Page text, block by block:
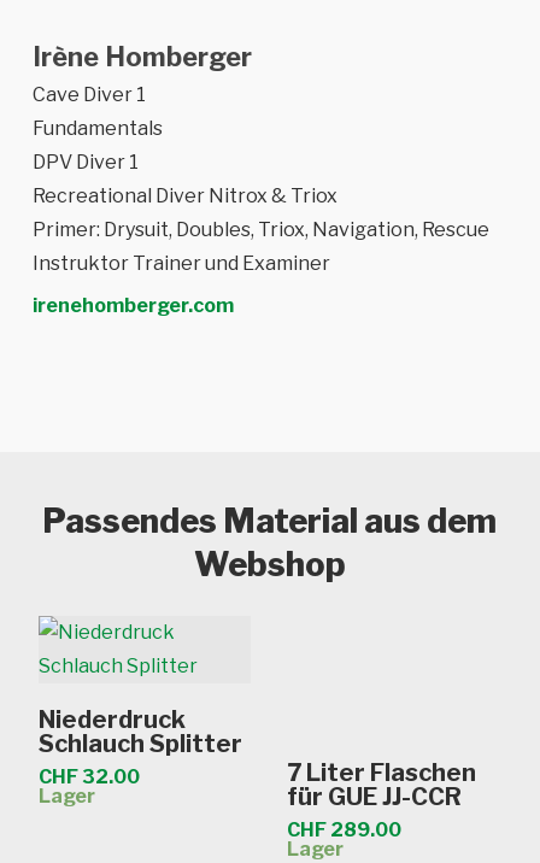
Irène Homberger
Cave Diver 1
Fundamentals
DPV Diver 1
Recreational Diver Nitrox & Triox
Primer: Drysuit, Doubles, Triox, Navigation, Rescue
Instruktor Trainer und Examiner
irenehomberger.com
Passendes Material aus dem
Webshop
In den Warenkorb
Niederdruck
Schlauch Splitter
CHF32.00
Lager
In den Warenkorb
7 Liter Flaschen
für GUE JJ-CCR
CHF289.00
Lager